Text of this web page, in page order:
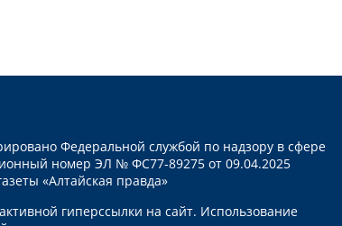
Федеральной службой по надзору в сфере
номер ЭЛ № ФС77-89275 от 09.04.2025
«Алтайская правда»
гиперссылки на сайт. Использование